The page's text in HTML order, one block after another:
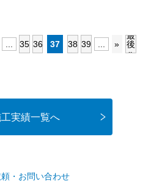
35 36 37 38 39 »
最
後
»
実績一覧へ
・お問い合わせ